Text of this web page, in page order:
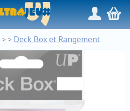
/,
> > Deck Box et Rangement